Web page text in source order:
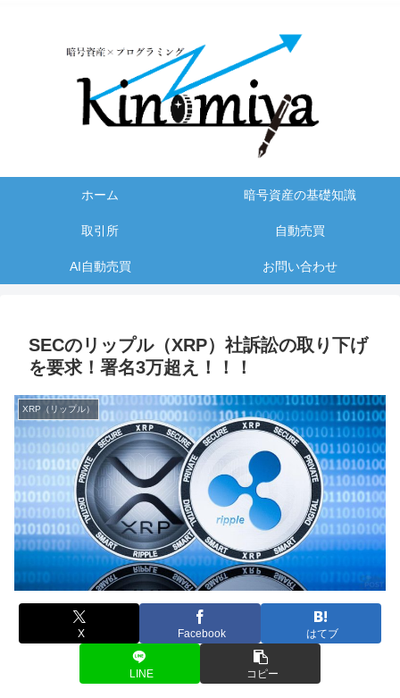
ホーム 暗号資産の基礎知識
取引所 自動売買
AI自動売買 お問い合わせ
SECのリップル（XRP）社訴訟の取り下げ
を要求！署名3万超え！！！
XRP（リップル）
X Facebook はてブ
LINE コピー